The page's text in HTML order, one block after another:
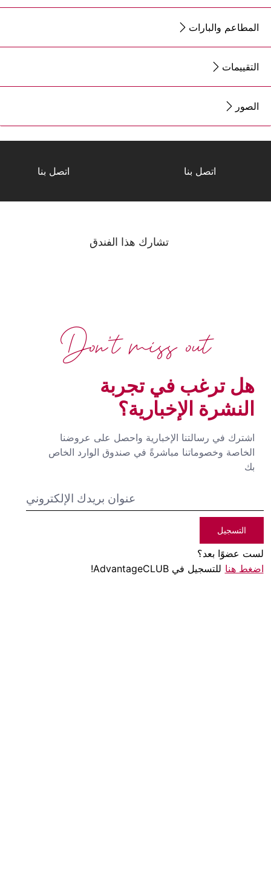
المطاعم والبارات
التقييمات
الصور
اتصل بنا اتصل بنا
تشارك هذا الفندق
هل ترغب في تجربة
النشرة الإخبارية؟
اشترك في رسالتنا الإخبارية واحصل على عروضنا
الخاصة وخصوماتنا مباشرةً في صندوق الوارد الخاص
بك
التسجيل
لست عضوًا بعد؟
اضغط هنا للتسجيل في AdvantageCLUB!
Don't miss out